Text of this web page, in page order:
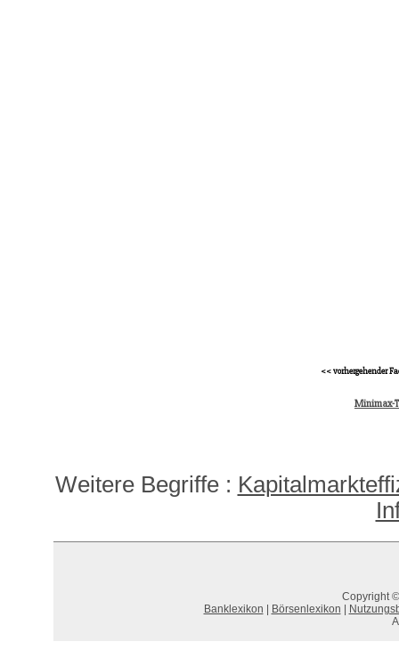
<< vorhergehender
Minimax-
Weitere Begriffe :
Copyright
Banklexikon
Börsenlexikon